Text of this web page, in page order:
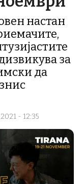
настан
за
да
- 12:35